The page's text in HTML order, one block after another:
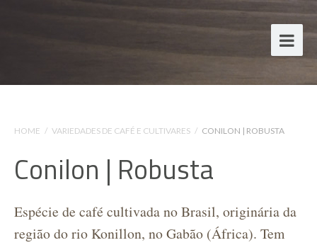
HOME / VARIEDADES DE CAFÉ E CULTIVARES / CONILON | ROBUSTA
Conilon | Robusta
Espécie de café cultivada no Brasil, originária da
região do rio Konillon, no Gabão (África). Tem